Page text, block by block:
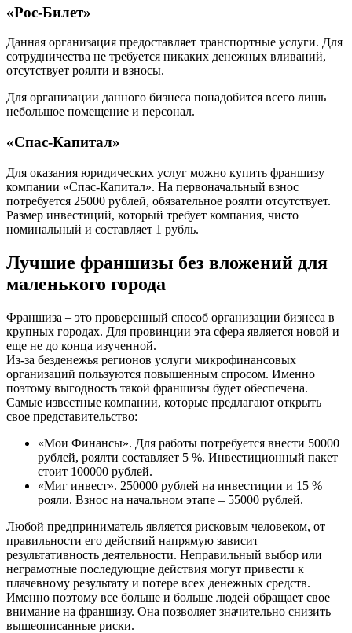
«Рос-Билет»
Данная организация предоставляет транспортные услуги. Для
сотрудничества не требуется никаких денежных вливаний,
отсутствует роялти и взносы.
Для организации данного бизнеса понадобится всего лишь
небольшое помещение и персонал.
«Спас-Капитал»
Для оказания юридических услуг можно купить франшизу
компании «Спас-Капитал». На первоначальный взнос
потребуется 25000 рублей, обязательное роялти отсутствует.
Размер инвестиций, который требует компания, чисто
номинальный и составляет 1 рубль.
Лучшие франшизы без вложений для
маленького города
Франшиза – это проверенный способ организации бизнеса в
крупных городах. Для провинции эта сфера является новой и
еще не до конца изученной.
Из-за безденежья регионов услуги микрофинансовых
организаций пользуются повышенным спросом. Именно
поэтому выгодность такой франшизы будет обеспечена.
Самые известные компании, которые предлагают открыть
свое представительство:
«Мои Финансы». Для работы потребуется внести 50000
рублей, роялти составляет 5 %. Инвестиционный пакет
стоит 100000 рублей.
«Миг инвест». 250000 рублей на инвестиции и 15 %
рояли. Взнос на начальном этапе – 55000 рублей.
Любой предприниматель является рисковым человеком, от
правильности его действий напрямую зависит
результативность деятельности. Неправильный выбор или
неграмотные последующие действия могут привести к
плачевному результату и потере всех денежных средств.
Именно поэтому все больше и больше людей обращает свое
внимание на франшизу. Она позволяет значительно снизить
вышеописанные риски.